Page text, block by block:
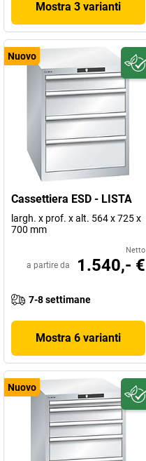
Mostra 3 varianti
Nuovo
Cassettiera ESD - LISTA
largh. x prof. x alt. 564 x 725 x
700 mm
Netto
a partire da 1.540,- €
7-8 settimane
Mostra 6 varianti
Nuovo